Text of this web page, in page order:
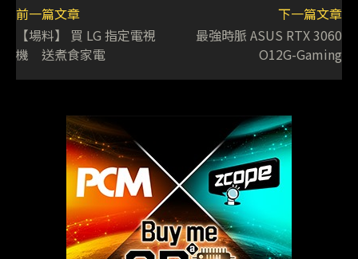
前一篇文章
【場料】 買 LG 指定電視
機 送煮食家電
下一篇文章
最強時脈 ASUS RTX 3060
O12G-Gaming